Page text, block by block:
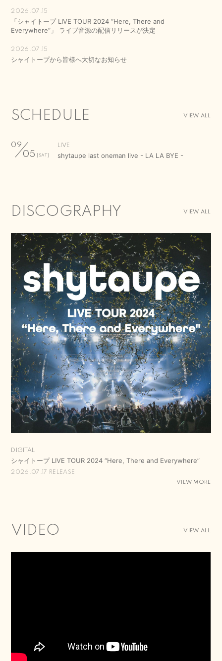
2026.07.15
「シャイトープ LIVE TOUR 2024 “Here, There and
Everywhere”」 ライブ音源の配信リリースが決定
2026.07.15
シャイトープから皆様へ大切なお知らせ
SCHEDULE VIEW ALL
09
05 [SAT]
LIVE
shytaupe last oneman live - LA LA BYE -
DISCOGRAPHY VIEW ALL
DIGITAL
シャイトープ LIVE TOUR 2024 “Here, There and Everywhere”
2026.07.17 RELEASE
VIEW MORE
VIDEO VIEW ALL